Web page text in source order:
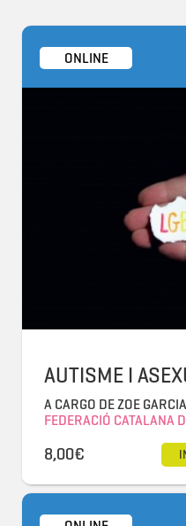
ONLINE
AUTISME I
A CARGO DE ZOE
FEDERACIÓ CATALANA
8,00€